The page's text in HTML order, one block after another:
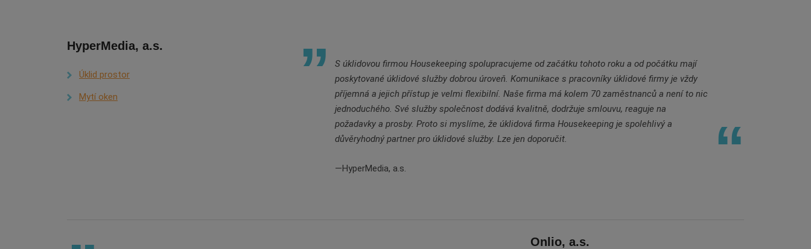
HyperMedia, a.s.
Úklid prostor
Mytí oken
S úklidovou firmou Housekeeping spolupracujeme od začátku tohoto roku a od počátku mají
poskytované úklidové služby dobrou úroveň. Komunikace s pracovníky úklidové firmy je vždy
příjemná a jejich přístup je velmi flexibilní. Naše firma má kolem 70 zaměstnanců a není to nic
jednoduchého. Své služby společnost dodává kvalitně, dodržuje smlouvu, reaguje na
požadavky a prosby. Proto si myslíme, že úklidová firma Housekeeping je spolehlivý a
důvěryhodný partner pro úklidové služby. Lze jen doporučit.
HyperMedia, a.s.
Onlio, a.s.